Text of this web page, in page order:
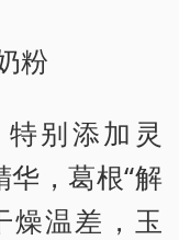
粉
别添加灵
，葛根“解
燥温差，玉